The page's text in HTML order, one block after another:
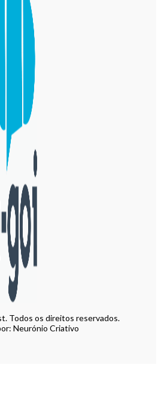
Todos os direitos reservados.
Neurónio Criativo